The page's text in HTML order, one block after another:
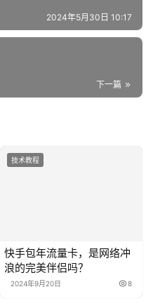
2024年5月30日 10:17
下一篇
技术教程
快手包年流量卡，是网络冲
浪的完美伴侣吗？
2024年9月20日 8